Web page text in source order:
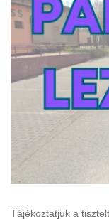
Tájékoztatjuk a